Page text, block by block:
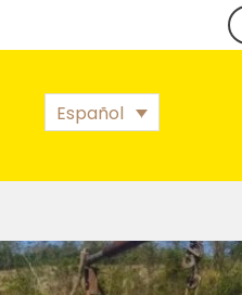
Español